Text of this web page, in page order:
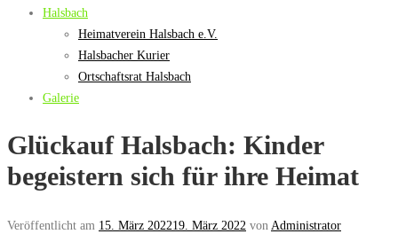
Halsbach
Heimatverein Halsbach e.V.
Halsbacher Kurier
Ortschaftsrat Halsbach
Galerie
Glückauf Halsbach: Kinder
begeistern sich für ihre Heimat
Veröffentlicht am 15. März 202219. März 2022 von Administrator